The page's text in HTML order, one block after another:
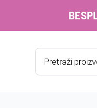
Products
search